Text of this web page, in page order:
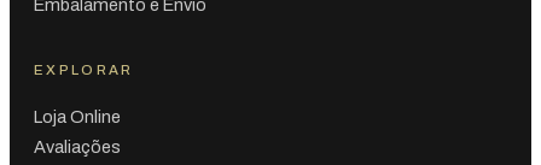
Embalamento e Envio
EXPLORAR
Loja Online
Avaliações